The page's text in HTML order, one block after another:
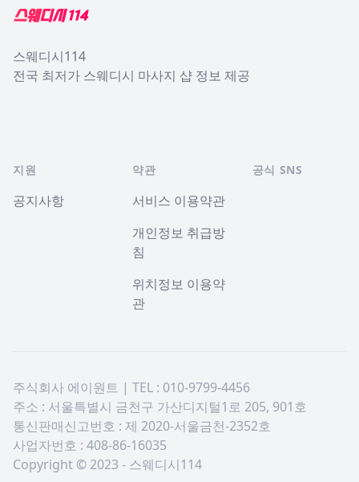
스웨디시114
전국 최저가 스웨디시 마사지 샵 정보 제공
지원
공지사항
약관
서비스 이용약관
개인정보 취급방
침
위치정보 이용약
관
공식 SNS
주식회사 에이원트 | TEL : 010-9799-4456
주소 : 서울특별시 금천구 가산디지털1로 205, 901호
통신판매신고번호 : 제 2020-서울금천-2352호
사업자번호 : 408-86-16035
Copyright © 2023 - 스웨디시114